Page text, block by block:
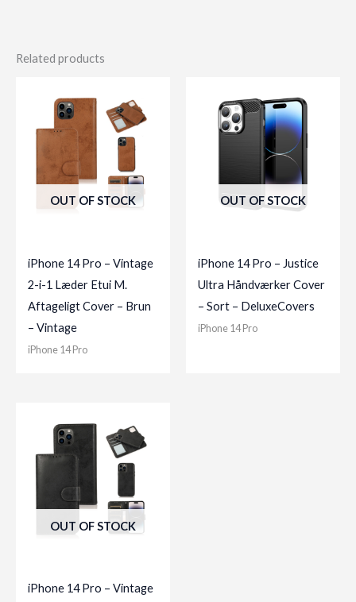
Related products
OUT OF STOCK
iPhone 14 Pro – Vintage
2-i-1 Læder Etui M.
Aftageligt Cover – Brun
– Vintage
iPhone 14 Pro
OUT OF STOCK
iPhone 14 Pro – Justice
Ultra Håndværker Cover
– Sort – DeluxeCovers
iPhone 14 Pro
OUT OF STOCK
iPhone 14 Pro – Vintage